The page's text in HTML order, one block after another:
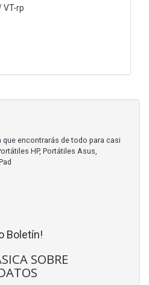
VT-rp
encontrarás de todo para casi
HP, Portátiles Asus,
Boletín!
SOBRE